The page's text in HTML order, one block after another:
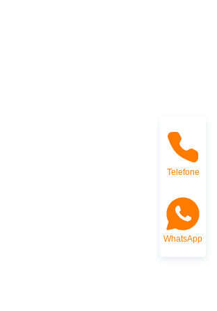
Telefone
WhatsApp